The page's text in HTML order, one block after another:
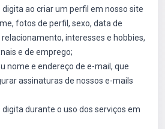
ao criar um perfil em nosso site
fotos de perfil, sexo, data de
interesses e hobbies,
e de emprego;
nome e endereço de e-mail, que
assinaturas de nossos e-mails
durante o uso dos serviços em